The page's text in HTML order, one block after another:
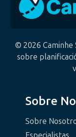
© 2026 Caminhe
sobre
Sobre
Sobre